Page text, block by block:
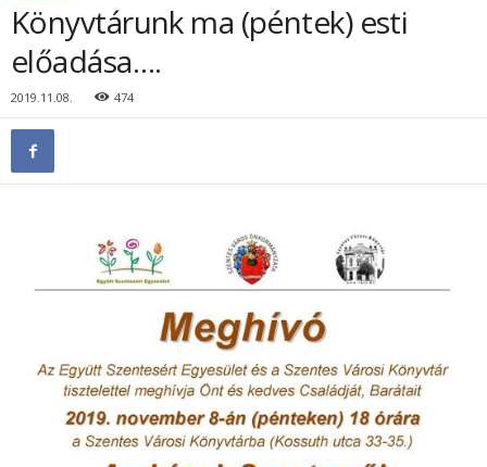
Könyvtárunk ma (péntek) esti
előadása….
2019.11.08. 474